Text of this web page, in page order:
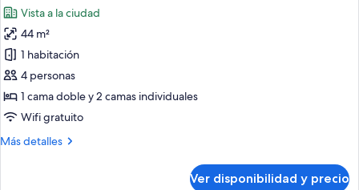
parque
las
fotos
de
Melia
Communicated
Room
Vista a la ciudad
44 m²
1 habitación
4 personas
1 cama doble y 2 camas individuales
Wifi gratuito
Más detalles
Más
Ver disponibilidad y precio